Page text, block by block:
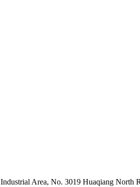
Area, No. 3019 Huaqiang North